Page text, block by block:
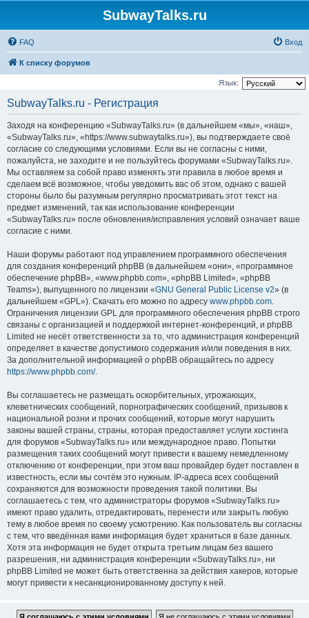
SubwayTalks.ru
FAQ Вход
К списку форумов
Язык:
SubwayTalks.ru - Регистрация
Заходя на конференцию «SubwayTalks.ru» (в дальнейшем «мы», «наш»,
«SubwayTalks.ru», «https://www.subwaytalks.ru»), вы подтверждаете своё
согласие со следующими условиями. Если вы не согласны с ними,
пожалуйста, не заходите и не пользуйтесь форумами «SubwayTalks.ru».
Мы оставляем за собой право изменять эти правила в любое время и
сделаем всё возможное, чтобы уведомить вас об этом, однако с вашей
стороны было бы разумным регулярно просматривать этот текст на
предмет изменений, так как использование конференции
«SubwayTalks.ru» после обновления/исправления условий означает ваше
согласие с ними.
Наши форумы работают под управлением программного обеспечения
для создания конференций phpBB (в дальнейшем «они», «программное
обеспечение phpBB», «www.phpbb.com», «phpBB Limited», «phpBB
Teams»), выпущенного по лицензии «GNU General Public License v2» (в
дальнейшем «GPL»). Скачать его можно по адресу www.phpbb.com.
Ограничения лицензии GPL для программного обеспечения phpBB строго
связаны с организацией и поддержкой интернет-конференций, и phpBB
Limited не несёт ответственности за то, что администрация конференций
определяет в качестве допустимого содержания и/или поведения в них.
За дополнительной информацией о phpBB обращайтесь по адресу
https://www.phpbb.com/.
Вы соглашаетесь не размещать оскорбительных, угрожающих,
клеветнических сообщений, порнографических сообщений, призывов к
национальной розни и прочих сообщений, которые могут нарушить
законы вашей страны, страны, которая предоставляет услуги хостинга
для форумов «SubwayTalks.ru» или международное право. Попытки
размещения таких сообщений могут привести к вашему немедленному
отключению от конференции, при этом ваш провайдер будет поставлен в
известность, если мы сочтём это нужным. IP-адреса всех сообщений
сохраняются для возможности проведения такой политики. Вы
соглашаетесь с тем, что администраторы форумов «SubwayTalks.ru»
имеют право удалить, отредактировать, перенести или закрыть любую
тему в любое время по своему усмотрению. Как пользователь вы согласны
с тем, что введённая вами информация будет храниться в базе данных.
Хотя эта информация не будет открыта третьим лицам без вашего
разрешения, ни администрация конференции «SubwayTalks.ru», ни
phpBB Limited не может быть ответственна за действия хакеров, которые
могут привести к несанкционированному доступу к ней.